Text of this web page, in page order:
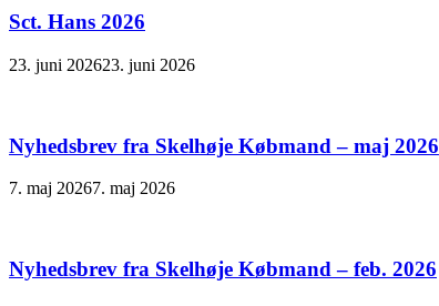
Sct. Hans 2026
23. juni 202623. juni 2026
Nyhedsbrev fra Skelhøje Købmand – maj 2026
7. maj 20267. maj 2026
Nyhedsbrev fra Skelhøje Købmand – feb. 2026